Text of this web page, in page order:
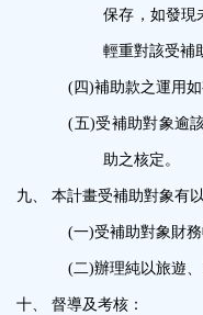
保存，如發現
輕重對該受補
(四)補助款之運用
(五)受補助對象逾
助之核定。
九、 本計畫受補助對象有
(一)受補助對象財
(二)辦理純以旅遊
十、 督導及考核：